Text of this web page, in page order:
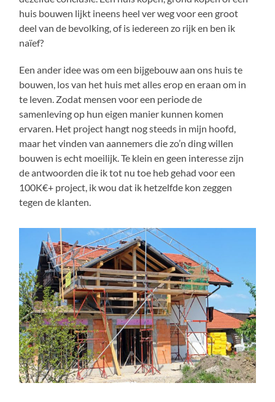
huis bouwen lijkt ineens heel ver weg voor een groot
deel van de bevolking, of is iedereen zo rijk en ben ik
naïef?
Een ander idee was om een bijgebouw aan ons huis te
bouwen, los van het huis met alles erop en eraan om in
te leven. Zodat mensen voor een periode de
samenleving op hun eigen manier kunnen komen
ervaren. Het project hangt nog steeds in mijn hoofd,
maar het vinden van aannemers die zo’n ding willen
bouwen is echt moeilijk. Te klein en geen interesse zijn
de antwoorden die ik tot nu toe heb gehad voor een
100K€+ project, ik wou dat ik hetzelfde kon zeggen
tegen de klanten.